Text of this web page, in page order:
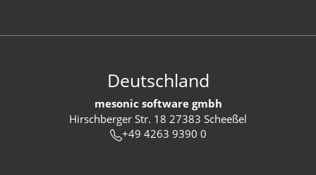
Deutschland
mesonic software gmbh
Hirschberger Str. 18 27383 Scheeßel
+49 4263 9390 0